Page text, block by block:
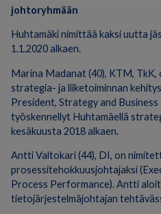
johtoryhmään
Huhtamäki nimittää kaksi uutta
1.1.2020 alkaen.
Marina Madanat (40), KTM,
strategia- ja liiketoiminnan
President, Strategy and
työskennellyt Huhtamäellä
kesäkuusta 2018 alkaen.
Antti Valtokari (44), DI, on
prosessitehokkuusjohtajaksi
Process Performance). Antti
tietojärjestelmäjohtajan